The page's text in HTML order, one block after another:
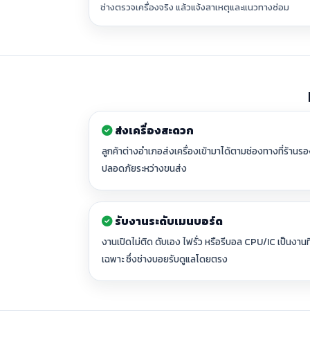
ช่างตรวจเครื่องจริง แล้วแจ้งสาเหตุและแนวทางซ่อม
ส่งเครื่องสะดวก
ลูกค้าต่างอำเภอส่งเครื่องเข้ามาได้ตามช่องทางที่ร้านร
ปลอดภัยระหว่างขนส่ง
รับงานระดับเมนบอร์ด
งานเปิดไม่ติด ดับเอง ไฟรั่ว หรือรีบอล CPU/IC เป็นงา
เฉพาะ ซึ่งช่างบอยรับดูแลโดยตรง